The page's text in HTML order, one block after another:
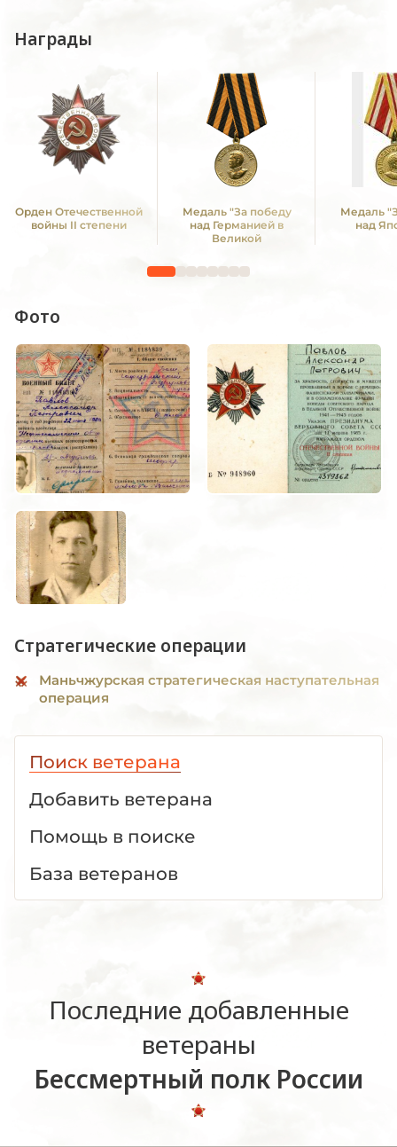
Награды
Орден Отечественной
войны II степени
Медаль "За победу
над Германией в
Великой
1941 -1945 гг."
Медаль
над
Фото
Стратегические операции
Маньчжурская стратегическая наступательная
операция
Поиск ветерана
Добавить ветерана
Помощь в поиске
База ветеранов
Последние добавленные
ветераны
Бессмертный полк России